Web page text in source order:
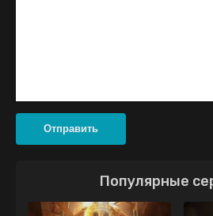
Отправить
Популярные